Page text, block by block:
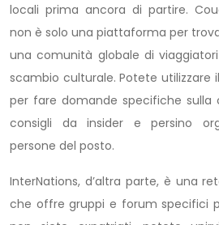
locali prima ancora di partire.
non è solo una piattaforma per
una comunità globale di
scambio culturale. Potete utilizzare
per fare domande specifiche sulla
consigli da insider e persino
persone del posto.
InterNations, d’altra parte, è una
che offre gruppi e forum specifici